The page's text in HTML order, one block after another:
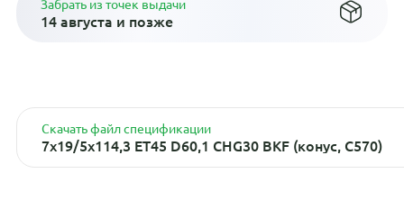
14 августа и позже
Скачать файл спецификации
7x19/5x114,3 ET45 D60,1 CHG30 BKF (конус, C570)